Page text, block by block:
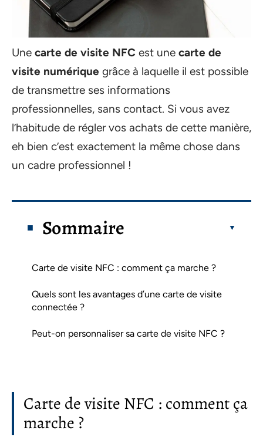
Une carte de visite NFC est une carte de
visite numérique grâce à laquelle il est possible
de transmettre ses informations
professionnelles, sans contact. Si vous avez
l’habitude de régler vos achats de cette manière,
eh bien c’est exactement la même chose dans
un cadre professionnel !
Sommaire
Carte de visite NFC : comment ça marche ?
Quels sont les avantages d’une carte de visite
connectée ?
Peut-on personnaliser sa carte de visite NFC ?
Carte de visite NFC : comment ça
marche ?